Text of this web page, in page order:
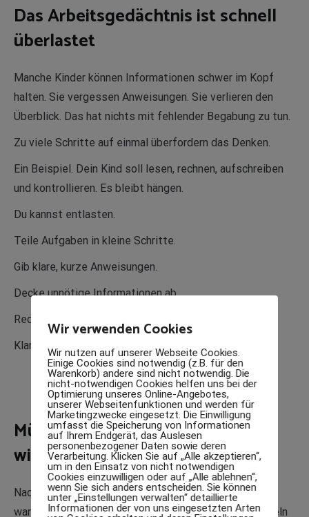
Das Arbeitsgedächtnis ist schnell
überlastet
Manche Kinder können Informationen schwer im Kopf
halten. Sie vergessen Anweisungen. Sie verlieren den
Überblick. Das hat nichts mit fehlender Begabung zu tun.
Zu viele Schritte auf einmal überfordern das Denken.
Ein Beispiel. Dein Kind soll lesen, rechnen, aufschreiben
und kontrollieren. Es bleibt hängen.
Du kannst entlasten.
Teile Aufgaben in kleine Schritte.
Gib klare, kurze Anweisungen.
Decke unnötige Informationen ab.
Reduziere Sprache.
Klarheit bringt Ruhe.
Tipps für entspanntes Lernen
Müdigkeit und Reizüberflutung
wirken stärker als gedacht
Nach der Schule sind viele Kinder erschöpft. Der Kopf
war stundenlang aktiv. Der Körper saß still. Lärm, Regeln
Wir verwenden Cookies
Wir nutzen auf unserer Webseite Cookies.
Einige Cookies sind notwendig (z.B. für den
Warenkorb) andere sind nicht notwendig. Die
nicht-notwendigen Cookies helfen uns bei der
Optimierung unseres Online-Angebotes,
unserer Webseitenfunktionen und werden für
Marketingzwecke eingesetzt. Die Einwilligung
umfasst die Speicherung von Informationen
auf Ihrem Endgerät, das Auslesen
personenbezogener Daten sowie deren
Verarbeitung. Klicken Sie auf „Alle akzeptieren“,
um in den Einsatz von nicht notwendigen
Cookies einzuwilligen oder auf „Alle ablehnen“,
wenn Sie sich anders entscheiden. Sie können
unter „Einstellungen verwalten“ detaillierte
Informationen der von uns eingesetzten Arten